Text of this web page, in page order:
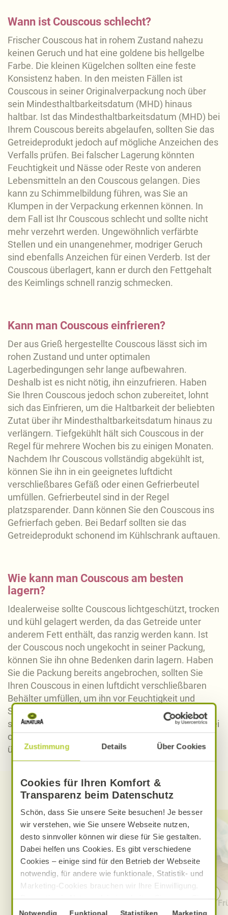
Zustimmung Details Über Cookies
Cookies für Ihren Komfort &
Transparenz beim Datenschutz
Schön, dass Sie unsere Seite besuchen! Je besser
wir verstehen, wie Sie unsere Webseite nutzen,
desto sinnvoller können wir diese für Sie gestalten.
Dabei helfen uns Cookies. Es gibt verschiedene
Cookies – einige sind für den Betrieb der Webseite
notwendig, für andere wie funktionale, Statistik- und
Marketing-Cookies brauchen wir Ihre Einwilligung.
Das optimale Nutzererlebnis erhalten Sie, wenn Sie
„Alle Cookies erlauben“ anklicken. Ihre Einwilligung
Einwilligungsauswahl
Notwendig Funktional Statistiken Marketing
Wann ist Couscous schlecht?
Frischer Couscous hat in rohem Zustand nahezu
keinen Geruch und hat eine goldene bis hellgelbe
Farbe. Die kleinen Kügelchen sollten eine feste
Konsistenz haben. In den meisten Fällen ist
Couscous in seiner Originalverpackung noch über
sein Mindesthaltbarkeitsdatum (MHD) hinaus
haltbar. Ist das Mindesthaltbarkeitsdatum (MHD) bei
Ihrem Couscous bereits abgelaufen, sollten Sie das
Getreideprodukt jedoch auf mögliche Anzeichen des
Verfalls prüfen. Bei falscher Lagerung könnten
Feuchtigkeit und Nässe oder Reste von anderen
Lebensmitteln an den Couscous gelangen. Dies
kann zu Schimmelbildung führen, was Sie an
Klumpen in der Verpackung erkennen können. In
dem Fall ist Ihr Couscous schlecht und sollte nicht
mehr verzehrt werden. Ungewöhnlich verfärbte
Stellen und ein unangenehmer, modriger Geruch
sind ebenfalls Anzeichen für einen Verderb. Ist der
Couscous überlagert, kann er durch den Fettgehalt
des Keimlings schnell ranzig schmecken.
Kann man Couscous einfrieren?
Der aus Grieß hergestellte Couscous lässt sich im
rohen Zustand und unter optimalen
Lagerbedingungen sehr lange aufbewahren.
Deshalb ist es nicht nötig, ihn einzufrieren. Haben
Sie Ihren Couscous jedoch schon zubereitet, lohnt
sich das Einfrieren, um die Haltbarkeit der beliebten
Zutat über ihr Mindesthaltbarkeitsdatum hinaus zu
verlängern. Tiefgekühlt hält sich Couscous in der
Regel für mehrere Wochen bis zu einigen Monaten.
Nachdem Ihr Couscous vollständig abgekühlt ist,
können Sie ihn in ein geeignetes luftdicht
verschließbares Gefäß oder einen Gefrierbeutel
umfüllen. Gefrierbeutel sind in der Regel
platzsparender. Dann können Sie den Couscous ins
Gefrierfach geben. Bei Bedarf sollten sie das
Getreideprodukt schonend im Kühlschrank auftauen.
Wie kann man Couscous am besten
lagern?
Idealerweise sollte Couscous lichtgeschützt, trocken
und kühl gelagert werden, da das Getreide unter
anderem Fett enthält, das ranzig werden kann. Ist
der Couscous noch ungekocht in seiner Packung,
können Sie ihn ohne Bedenken darin lagern. Haben
Sie die Packung bereits angebrochen, sollten Sie
Ihren Couscous in einen luftdicht verschließbaren
Behälter umfüllen, um ihn vor Feuchtigkeit und
Schädlingen zu schützen. Zubereiteten Couscous
sollten Sie im Kühlschrank lagern oder einfrieren. Bei
optimaler Lagerung ist Couscous in der Regel noch
über sein Mindesthaltbarkeitsdatum hinaus haltbar.
Alnatura Rezepte mit Couscous